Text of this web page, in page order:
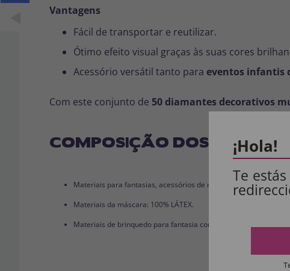
Vantagens
Fácil de transportar e reutilizar.
Ótimo efeito visual graças às suas cores
Acessório versátil tanto para eventos infantis
Com este conjunto de 50 diamantes decorativos
COMPOSIÇÃO DOS NOSSOS
Materiais para fantasias, acessórios de roupas e perucas: 100%
Materiais da máscara: 100% LÁTEX.
Materiais de brinquedo para fantasia completa: 100% PVC.
¡Hola!
Te